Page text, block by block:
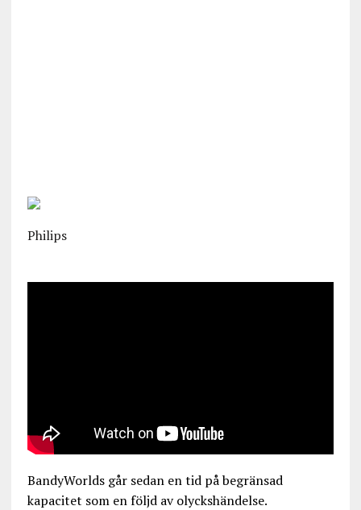
Philips
BandyWorlds går sedan en tid på begränsad
kapacitet som en följd av olyckshändelse.